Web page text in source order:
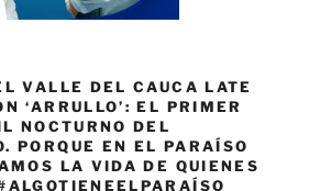
VALLE DEL CAUCA LATE
‘ARRULLO’: EL PRIMER
NOCTURNO DEL
PORQUE EN EL PARAÍSO
LA VIDA DE QUIENES